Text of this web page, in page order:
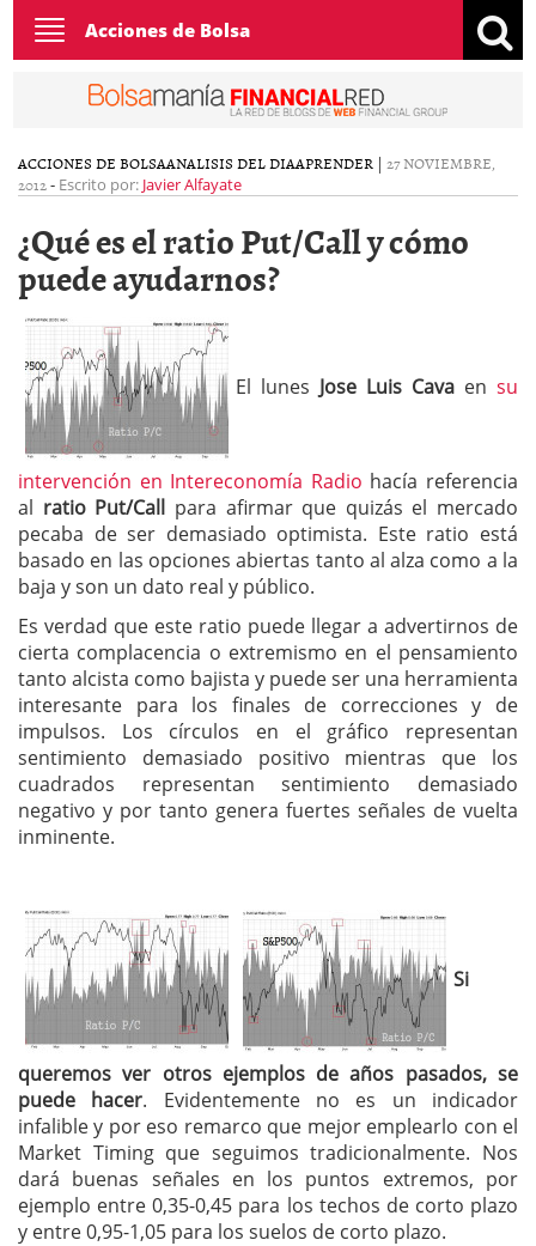
Toggle
navigation
Acciones de Bolsa
ACCIONES DE BOLSAANALISIS DEL DIAAPRENDER | 27 NOVIEMBRE,
2012- Escrito por: Javier Alfayate
¿Qué es el ratio Put/Call y cómo
puede ayudarnos?
El lunes Jose Luis Cava en su
intervención en Intereconomía Radio hacía referencia
al ratio Put/Call para afirmar que quizás el mercado
pecaba de ser demasiado optimista. Este ratio está
basado en las opciones abiertas tanto al alza como a la
baja y son un dato real y público.
Es verdad que este ratio puede llegar a advertirnos de
cierta complacencia o extremismo en el pensamiento
tanto alcista como bajista y puede ser una herramienta
interesante para los finales de correcciones y de
impulsos. Los círculos en el gráfico representan
sentimiento demasiado positivo mientras que los
cuadrados representan sentimiento demasiado
negativo y por tanto genera fuertes señales de vuelta
inminente.
Si
queremos ver otros ejemplos de años pasados, se
puede hacer. Evidentemente no es un indicador
infalible y por eso remarco que mejor emplearlo con el
Market Timing que seguimos tradicionalmente. Nos
dará buenas señales en los puntos extremos, por
ejemplo entre 0,35-0,45 para los techos de corto plazo
y entre 0,95-1,05 para los suelos de corto plazo.